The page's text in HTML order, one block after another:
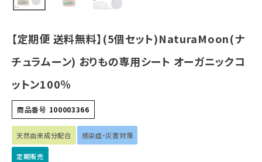
カテゴリーから探す
美容・コスメ・香水
衛生用品
フェムケア
インナー・下着・ナイトウェア
【定期便 送料無料】(5個セット)NaturaMoon(ナ
チュラムーン) おりもの専用シート オーガニックコ
ットン100％
商品番号 100003366
天然由来成分配合 感染症・災害対策
定期販売